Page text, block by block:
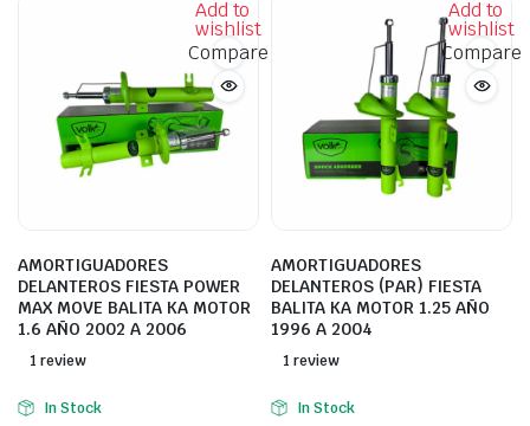
Add to
wishlist
Compare
AMORTIGUADORES
DELANTEROS FIESTA POWER
MAX MOVE BALITA KA MOTOR
1.6 AÑO 2002 A 2006
1 review
In Stock
Add to
wishlist
Compare
AMORTIGUADORES
DELANTEROS (PAR) FIESTA
BALITA KA MOTOR 1.25 AÑO
1996 A 2004
1 review
In Stock